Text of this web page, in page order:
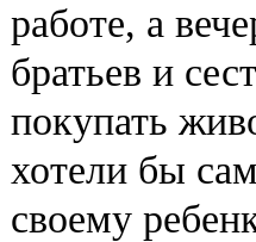
работе, а
братьев и
покупать
хотели бы
своему